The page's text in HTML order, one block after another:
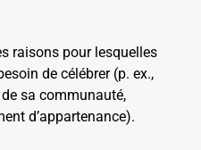
raisons pour lesquelles
de célébrer (p. ex.,
sa communauté,
d’appartenance).